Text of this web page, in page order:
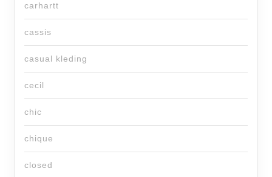
carhartt
cassis
casual kleding
cecil
chic
chique
closed